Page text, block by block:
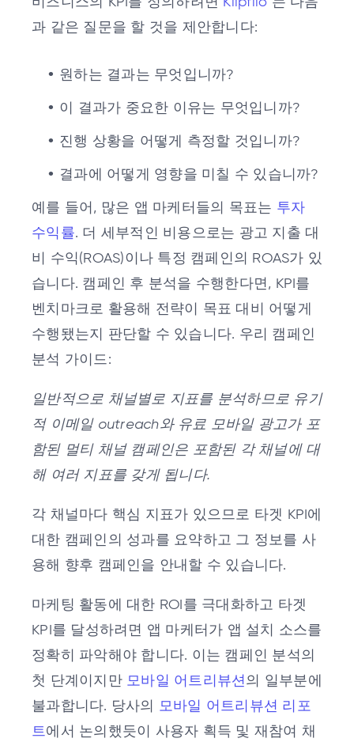
과 같은 질문을 할 것을 제안합니다:
원하는 결과는 무엇입니까?
이 결과가 중요한 이유는 무엇입니까?
진행 상황을 어떻게 측정할 것입니까?
결과에 어떻게 영향을 미칠 수 있습니까?
예를 들어, 많은 앱 마케터들의 목표는 투자
수익률. 더 세부적인 비용으로는 광고 지출 대
비 수익(ROAS)이나 특정 캠페인의 ROAS가 있
습니다. 캠페인 후 분석을 수행한다면, KPI를
벤치마크로 활용해 전략이 목표 대비 어떻게
수행됐는지 판단할 수 있습니다. 우리 캠페인
분석 가이드:
일반적으로 채널별로 지표를 분석하므로 유기
적 이메일 outreach와 유료 모바일 광고가 포
함된 멀티 채널 캠페인은 포함된 각 채널에 대
해 여러 지표를 갖게 됩니다.
각 채널마다 핵심 지표가 있으므로 타겟 KPI에
대한 캠페인의 성과를 요약하고 그 정보를 사
용해 향후 캠페인을 안내할 수 있습니다.
마케팅 활동에 대한 ROI를 극대화하고 타겟
KPI를 달성하려면 앱 마케터가 앱 설치 소스를
정확히 파악해야 합니다. 이는 캠페인 분석의
첫 단계이지만 모바일 어트리뷰션의 일부분에
불과합니다. 당사의 모바일 어트리뷰션 리포
트에서 논의했듯이 사용자 획득 및 재참여 채